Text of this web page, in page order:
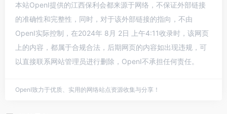
本站OpenI提供的江西保利会都来源于网络，不保证外部链接
的准确性和完整性，同时，对于该外部链接的指向，不由
OpenI实际控制，在2024年 8月 2日 上午4:11收录时，该网页
上的内容，都属于合规合法，后期网页的内容如出现违规，可
以直接联系网站管理员进行删除，OpenI不承担任何责任。
OpenI致力于优质、实用的网络站点资源收集与分享！